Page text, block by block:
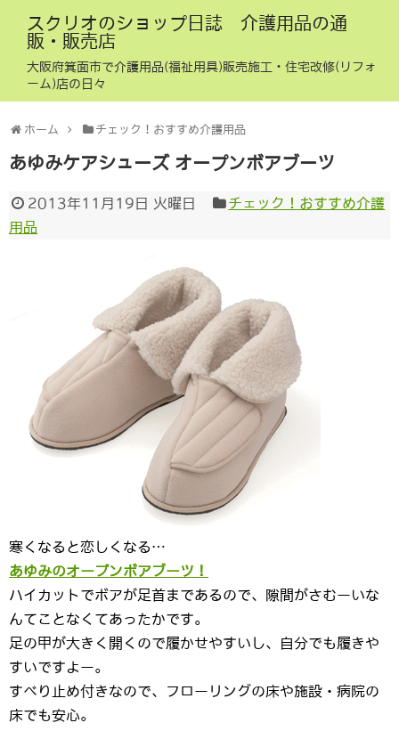
スクリオのショップ日誌 介護用品の通
販・販売店
大阪府箕面市で介護用品(福祉用具)販売施工・住宅改修(リフォ
ーム)店の日々
ホーム チェック！おすすめ介護用品
あゆみケアシューズ オープンボアブーツ
2013年11月19日 火曜日
チェック！おすすめ介護
用品
寒くなると恋しくなる…
あゆみのオープンボアブーツ！
ハイカットでボアが足首まであるので、隙間がさむーいな
んてことなくてあったかです。
足の甲が大きく開くので履かせやすいし、自分でも履きや
すいですよー。
すべり止め付きなので、フローリングの床や施設・病院の
床でも安心。